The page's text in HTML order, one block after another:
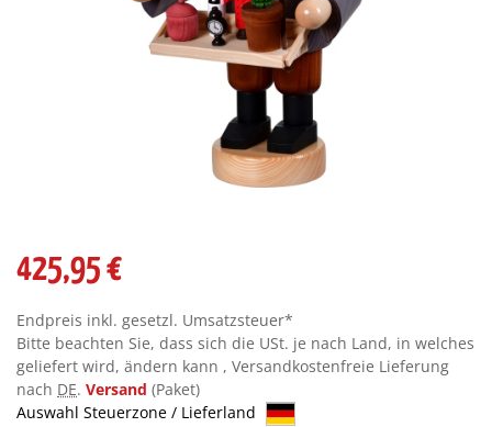
425,95 €
Endpreis inkl. gesetzl. Umsatzsteuer*
Bitte beachten Sie, dass sich die USt. je nach Land, in welches
geliefert wird, ändern kann , Versandkostenfreie Lieferung
nach DE. Versand (Paket)
Auswahl Steuerzone / Lieferland